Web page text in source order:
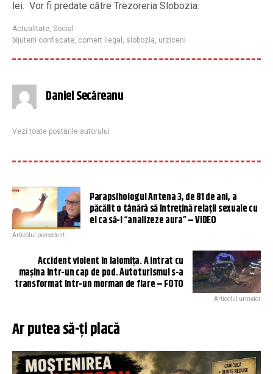
lei. Vor fi predate către Trezoreria Slobozia.
Actualitate Social
bijuterii confiscate comert ilegal slobozia urziceni
Daniel Secăreanu
Vezi toate postările autorului
Parapsihologul Antena 3, de 81 de ani, a
păcălit o tânără să întrețină relații sexuale cu
el ca să-i “analizeze aura” – VIDEO
Articolul precedent
Accident violent în Ialomița. A intrat cu
mașina într-un cap de pod. Autoturismul s-a
transformat într-un morman de fiare – FOTO
Articolul următor
Ar putea să-ți placă